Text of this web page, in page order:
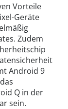
Vorteile
Geräte
Zudem
Android 9
Q in der
sein.